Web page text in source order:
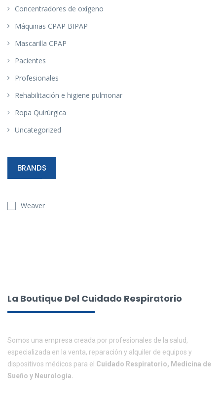
Concentradores de oxígeno
Máquinas CPAP BIPAP
Mascarilla CPAP
Pacientes
Profesionales
Rehabilitación e higiene pulmonar
Ropa Quirúrgica
Uncategorized
BRANDS
Weaver
La Boutique Del Cuidado Respiratorio
Somos una empresa creada por profesionales de la salud,
especializada en la venta, reparación y alquiler de equipos y
dispositivos médicos para el Cuidado Respiratorio, Medicina de
Sueño y Neurología.